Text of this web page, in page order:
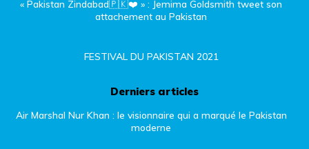
« Pakistan Zindabad🇵🇰❤️ » : Jemima Goldsmith tweet son
attachement au Pakistan
FESTIVAL DU PAKISTAN 2021
Derniers articles
Air Marshal Nur Khan : le visionnaire qui a marqué le Pakistan
moderne